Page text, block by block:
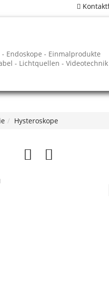
Endoskope - Einmalprodukte
- Lichtquellen -
Hysteroskope